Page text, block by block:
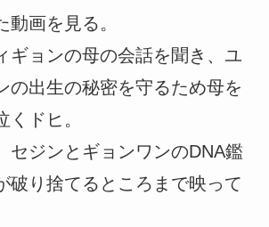
動画を見る。
ギョンの母の会話を聞き、ユ
の出生の秘密を守るため母を
ドヒ。
セジンとギョンワンのDNA鑑
破り捨てるところまで映って